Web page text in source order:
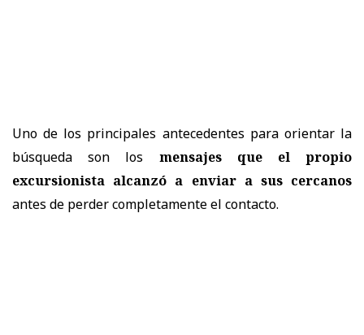
Uno de los principales antecedentes para orientar la
búsqueda son los mensajes que el propio
excursionista alcanzó a enviar a sus cercanos
antes de perder completamente el contacto.